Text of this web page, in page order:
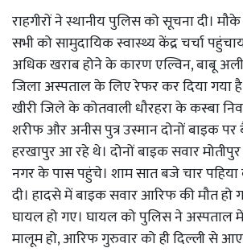
राहगीरों ने स्थानीय पुलिस को सूचना दी।
सभी को सामुदायिक स्वास्थ्य केंद्र चर्चा
अधिक खराब होने के कारण एल्विन, बाबू
जिला अस्पताल के लिए रेफर कर दिया गया
खीरी जिले के कोतवाली धौरहरा के कस्बा
शरीफ और अनीस पुत्र उस्मान दोनों बाइक
हरखापुर आ रहे थे। दोनों बाइक सवार मोतीपुर
नगर के पास पहुंचे। शाम सात बजे चार पहिया
दी। हादसे में बाइक सवार आरिफ की मौत
घायल हो गए। घायल को पुलिस ने अस्पताल में
मालूम हो, आरिफ गुरुवार को ही दिल्ली से